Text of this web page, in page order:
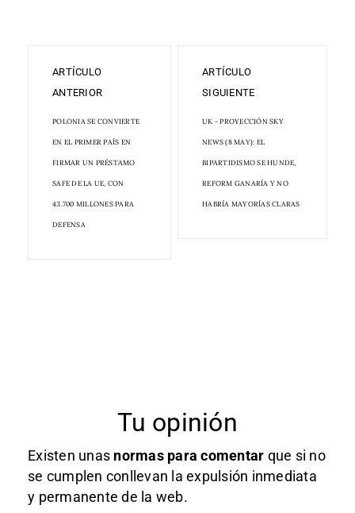
ARTÍCULO
ANTERIOR
POLONIA SE CONVIERTE
EN EL PRIMER PAÍS EN
FIRMAR UN PRÉSTAMO
SAFE DE LA UE, CON
43.700 MILLONES PARA
DEFENSA
ARTÍCULO
SIGUIENTE
UK - PROYECCIÓN SKY
NEWS (8 MAY): EL
BIPARTIDISMO SE HUNDE,
REFORM GANARÍA Y NO
HABRÍA MAYORÍAS CLARAS
Tu opinión
Existen unas normas para comentar que si no
se cumplen conllevan la expulsión inmediata
y permanente de la web.